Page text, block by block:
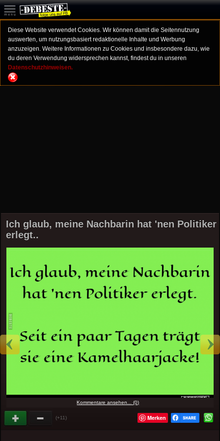
Diese Website verwendet Cookies. Wir können damit die Seitennutzung
auswerten, um nutzungsbasiert redaktionelle Inhalte und Werbung
anzuzeigen. Weitere Informationen zu Cookies und insbesondere dazu, wie
du deren Verwendung widersprechen kannst, findest du in unseren
Datenschutzhinweisen.
Ich glaub, meine Nachbarin hat 'nen Politiker
erlegt..
Kommentare ansehen... (0)
(+11) Merken